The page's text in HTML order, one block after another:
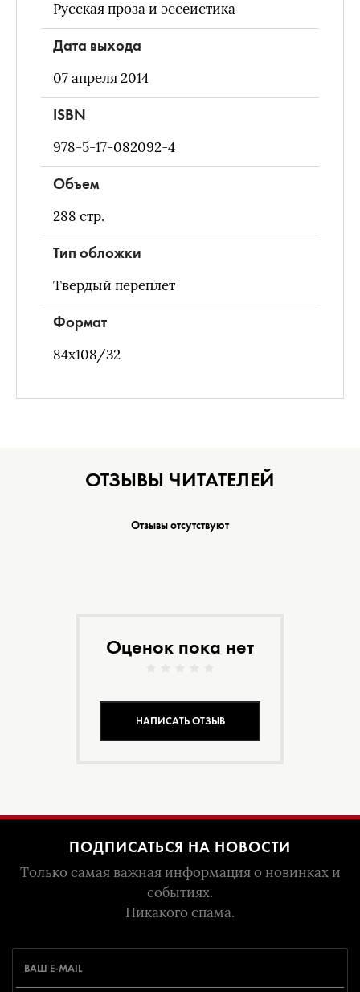
Русская проза и эссеистика
Дата выхода
07 апреля 2014
ISBN
978-5-17-082092-4
Объем
288 стр.
Тип обложки
Твердый переплет
Формат
84x108/32
ОТЗЫВЫ ЧИТАТЕЛЕЙ
Отзывы отсутствуют
Оценок пока нет
НАПИСАТЬ ОТЗЫВ
ПОДПИСАТЬСЯ НА НОВОСТИ
Только самая важная информация о новинках и
событиях.
Никакого спама.